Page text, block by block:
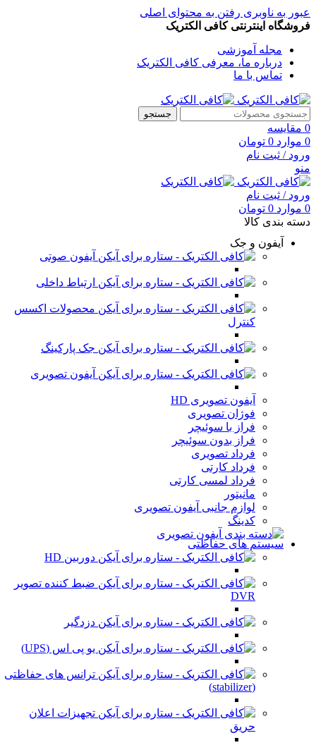
عبور به ناوبری رفتن به محتوای اصلی
فروشگاه اینترنتی کافی الکتریک
مجله آموزشی
درباره ما، معرفی کافی الکتریک
تماس با ما
جستجو
0 مقایسه
0 موارد 0 تومان
ورود / ثبت نام
منو
ورود / ثبت نام
0 موارد 0 تومان
دسته بندی کالا
آیفون و جک
آیفون صوتی
ارتباط داخلی
محصولات اکسس
کنترل
جک پارکینگ
آیفون تصویری
آیفون تصویری HD
فوژان تصویری
فراز با سوئیچر
فراز بدون سوئیچر
فرداد تصویری
فرداد کارتی
فرداد لمسی کارتی
مانیتور
لوازم جانبی آیفون تصویری
کدینگ
سیستم های حفاظتی
دوربین HD
ضبط کننده تصویر
DVR
دزدگیر
یو پی اس (UPS)
ترانس های حفاظتی
(stabilizer)
تجهیزات اعلان
حریق